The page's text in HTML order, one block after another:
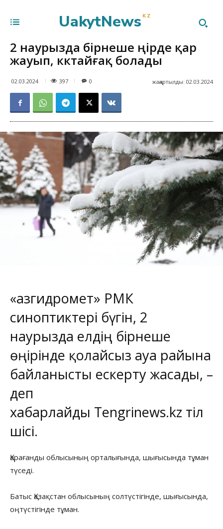
UakytNews KZ
2 наурызда бірнеше өңірде қар
жауып, көктайғақ болады
02.03.2024 397 жаңартылды: 02.03.2024
0
«Қазгидромет» РМК
синоптиктері бүгін, 2
наурызда елдің бірнеше
өңірінде қолайсыз ауа райына
байланысты ескерту жасады, –
деп
хабарлайды Tengrinews.kz тіл
шісі.
Қарағанды облысының орталығында, шығысында тұман
түседі.
Батыс Қазақстан облысының солтүстігінде, шығысында,
оңтүстігінде тұман.